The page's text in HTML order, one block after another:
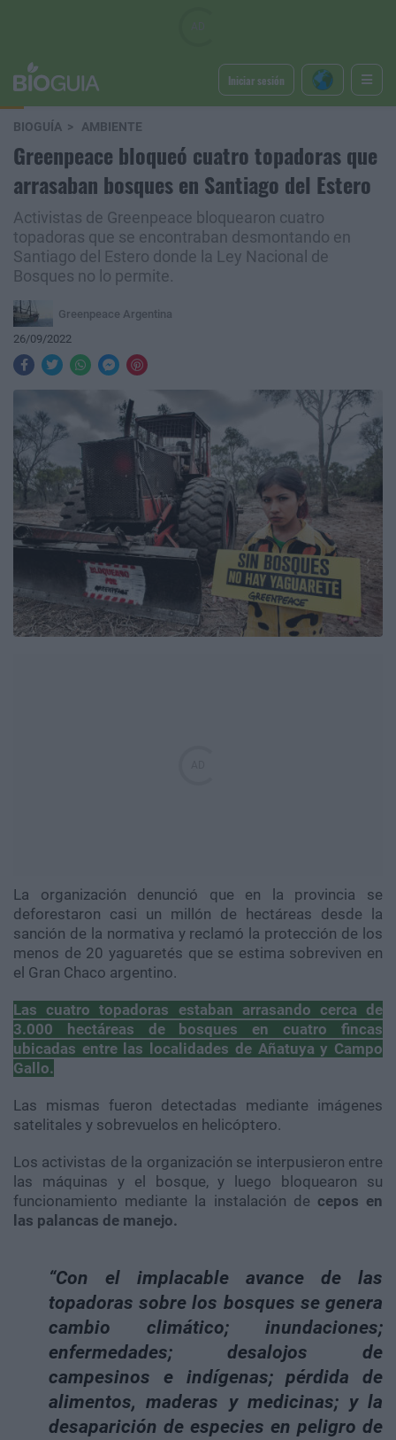
Iniciar sesión
BIOGUÍA AMBIENTE
Greenpeace bloqueó cuatro topadoras que
arrasaban bosques en Santiago del Estero
Activistas de Greenpeace bloquearon cuatro
topadoras que se encontraban desmontando en
Santiago del Estero donde la Ley Nacional de
Bosques no lo permite.
Greenpeace Argentina
26/09/2022
La organización denunció que en la provincia se
deforestaron casi un millón de hectáreas desde la
sanción de la normativa y reclamó la protección de los
menos de 20 yaguaretés que se estima sobreviven en
el Gran Chaco argentino.
Las cuatro topadoras estaban arrasando cerca de
3.000 hectáreas de bosques en cuatro fincas
ubicadas entre las localidades de Añatuya y Campo
Gallo.
Las mismas fueron detectadas mediante imágenes
satelitales y sobrevuelos en helicóptero.
Los activistas de la organización se interpusieron entre
las máquinas y el bosque, y luego bloquearon su
funcionamiento mediante la instalación de cepos en
las palancas de manejo.
“Con el implacable avance de las
topadoras sobre los bosques se genera
cambio climático; inundaciones;
enfermedades; desalojos de
campesinos e indígenas; pérdida de
alimentos, maderas y medicinas; y la
desaparición de especies en peligro de